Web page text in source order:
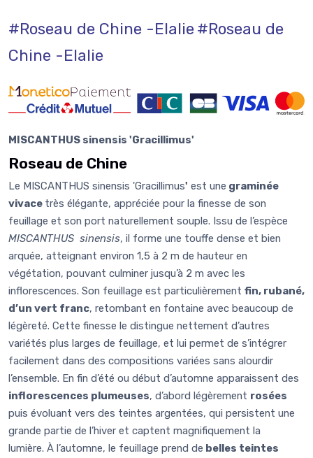
#Roseau de Chine -Elalie#Roseau de
Chine -Elalie
MISCANTHUS sinensis 'Gracillimus'
Roseau de Chine
Le MISCANTHUS sinensis 'Gracillimus' est une graminée
vivace très élégante, appréciée pour la finesse de son
feuillage et son port naturellement souple. Issu de l’espèce
MISCANTHUS sinensis, il forme une touffe dense et bien
arquée, atteignant environ 1,5 à 2 m de hauteur en
végétation, pouvant culminer jusqu’à 2 m avec les
inflorescences. Son feuillage est particulièrement fin, rubané,
d’un vert franc, retombant en fontaine avec beaucoup de
légèreté. Cette finesse le distingue nettement d’autres
variétés plus larges de feuillage, et lui permet de s’intégrer
facilement dans des compositions variées sans alourdir
l’ensemble. En fin d’été ou début d’automne apparaissent des
inflorescences plumeuses, d’abord légèrement rosées
puis évoluant vers des teintes argentées, qui persistent une
grande partie de l’hiver et captent magnifiquement la
lumière. À l’automne, le feuillage prend de belles teintes